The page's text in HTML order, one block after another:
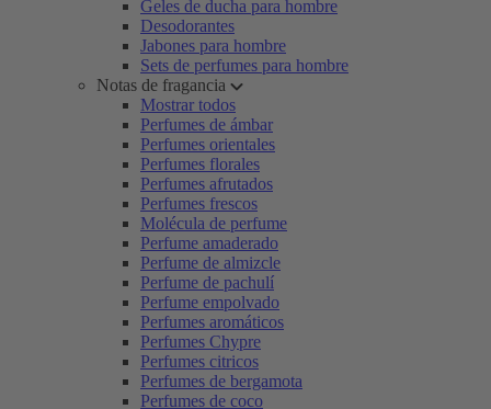
Geles de ducha para hombre
Desodorantes
Jabones para hombre
Sets de perfumes para hombre
Notas de fragancia
Mostrar todos
Perfumes de ámbar
Perfumes orientales
Perfumes florales
Perfumes afrutados
Perfumes frescos
Molécula de perfume
Perfume amaderado
Perfume de almizcle
Perfume de pachulí
Perfume empolvado
Perfumes aromáticos
Perfumes Chypre
Perfumes citricos
Perfumes de bergamota
Perfumes de coco